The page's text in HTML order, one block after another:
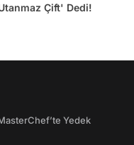
Çift' Dedi!
Yedek